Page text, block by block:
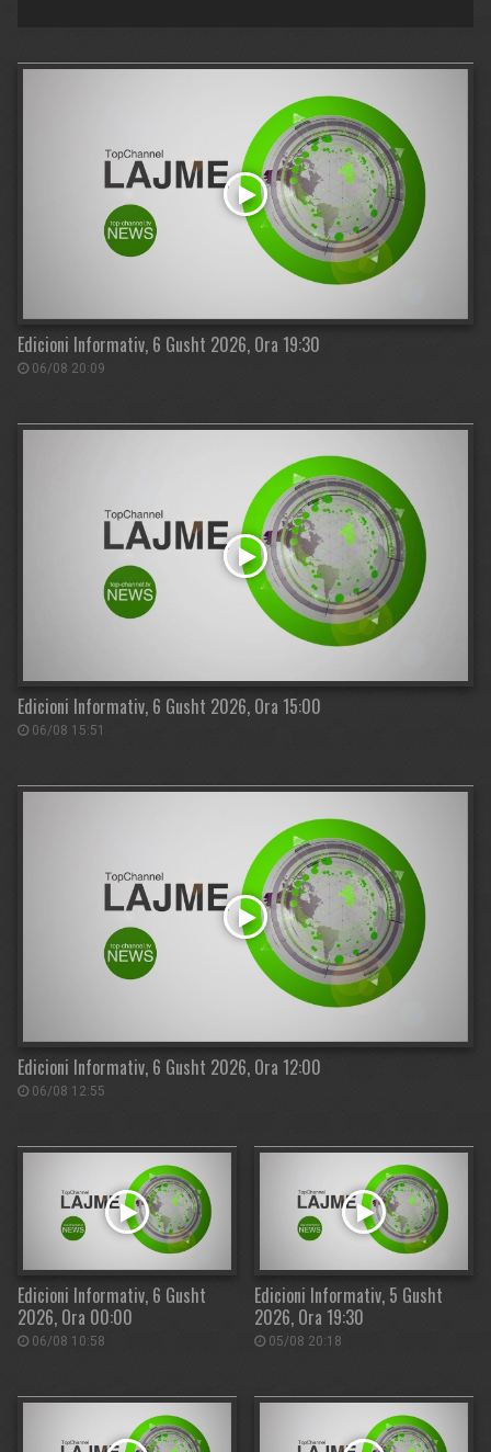
Edicioni Informativ, 6 Gusht 2026, Ora 19:30
06/08 20:09
Edicioni Informativ, 6 Gusht 2026, Ora 15:00
06/08 15:51
Edicioni Informativ, 6 Gusht 2026, Ora 12:00
06/08 12:55
Edicioni Informativ, 6 Gusht
2026, Ora 00:00
06/08 10:58
Edicioni Informativ, 5 Gusht
2026, Ora 19:30
05/08 20:18